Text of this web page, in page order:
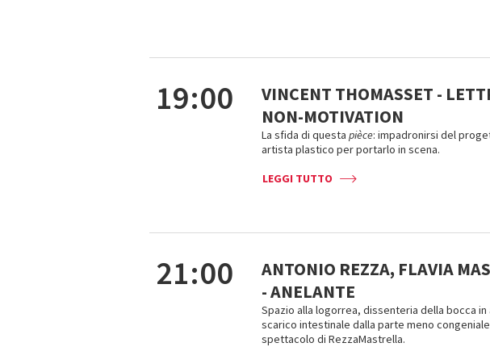
19:00
VINCENT THOMASSET -
NON-MOTIVATION
La sfida di questa pièce: impadronirsi del
artista plastico per portarlo in scena.
LEGGI TUTTO
21:00
ANTONIO REZZA, FLAVIA
- ANELANTE
Spazio alla logorrea, dissenteria della bocca in
scarico intestinale dalla parte meno
spettacolo di RezzaMastrella.